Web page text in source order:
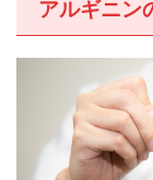
アルギニン